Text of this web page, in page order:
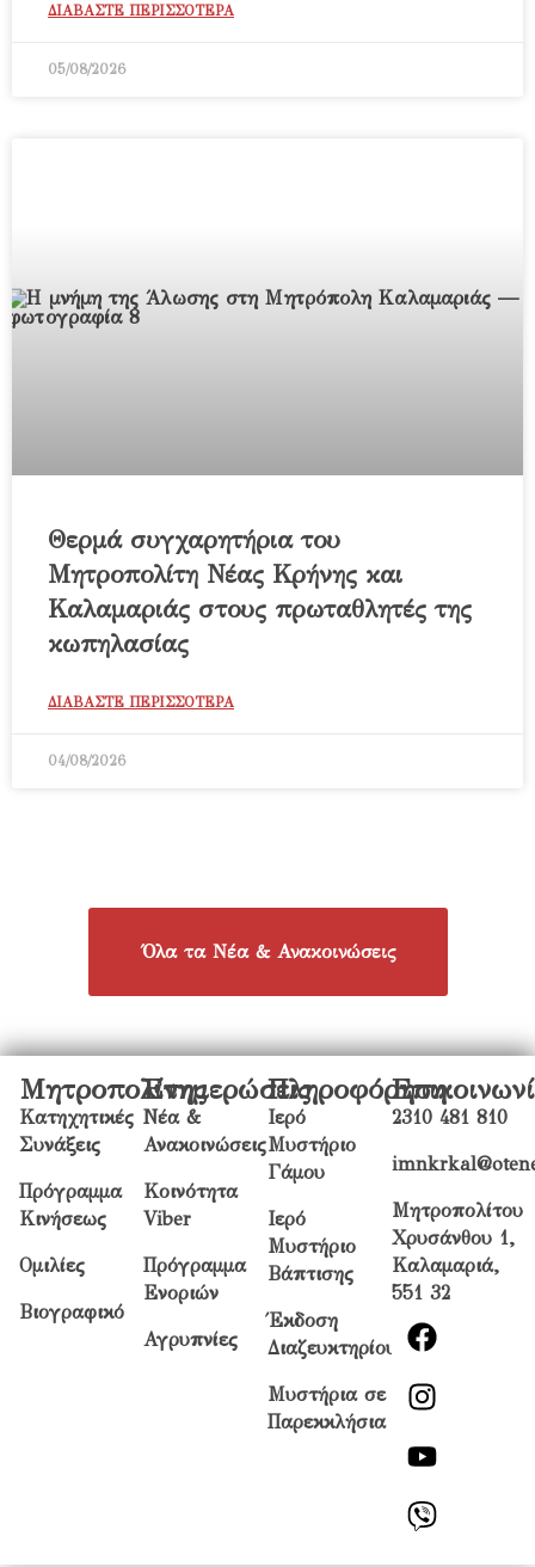
ΔΙΑΒΑΣΤΕ ΠΕΡΙΣΣΟΤΕΡΑ
05/08/2026
Θερμά συγχαρητήρια του
Μητροπολίτη Νέας Κρήνης και
Καλαμαριάς στους πρωταθλητές της
κωπηλασίας
ΔΙΑΒΑΣΤΕ ΠΕΡΙΣΣΟΤΕΡΑ
04/08/2026
Όλα τα Νέα & Ανακοινώσεις
Μητροπολίτης
Κατηχητικές
Συνάξεις
Πρόγραμμα
Κινήσεως
Ομιλίες
Βιογραφικό
Ενημερώσεις
Νέα &
Ανακοινώσεις
Κοινότητα
Viber
Πρόγραμμα
Ενοριών
Αγρυπνίες
Πληροφόρηση
Ιερό
Μυστήριο
Γάμου
Ιερό
Μυστήριο
Βάπτισης
Έκδοση
Διαζευκτηρίου
Μυστήρια σε
Παρεκκλήσια
2310 481 810
Μητροπολίτου
Χρυσάνθου 1,
Καλαμαριά,
551 32